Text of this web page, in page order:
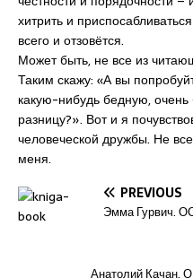
хитрить и
всего и отзовётся.
Может быть, не все из
Таким скажу: «А вы
какую-нибудь бедную, очень
разницу?». Вот и я
человеческой дружбы. Не
меня.
PREVIOUS
Эмма Гурвич.
Анатолий